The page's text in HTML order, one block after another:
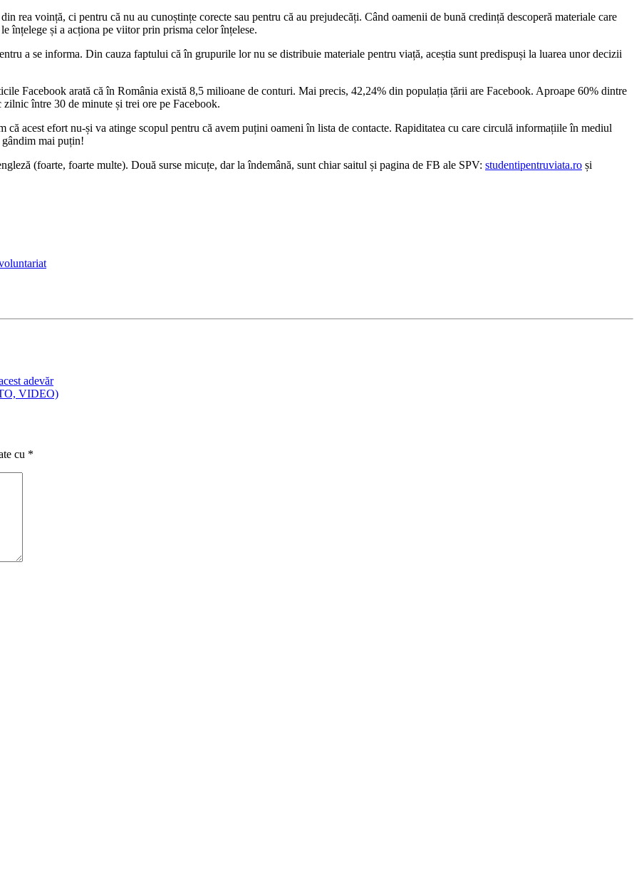
rea voință, ci pentru că nu au cunoștințe corecte sau pentru că au prejudecăți. Când oamenii de bună credință descoperă materiale care
înțelege și a acționa pe viitor prin prisma celor înțelese.
a se informa. Din cauza faptului că în grupurile lor nu se distribuie materiale pentru viață, aceștia sunt predispuși la luarea unor decizii
Facebook arată că în România există 8,5 milioane de conturi. Mai precis, 42,24% din populația țării are Facebook. Aproape 60% dintre
între 30 de minute și trei ore pe Facebook.
acest efort nu-și va atinge scopul pentru că avem puțini oameni în lista de contacte. Rapiditatea cu care circulă informațiile în mediul
mai puțin!
(foarte, foarte multe). Două surse micuțe, dar la îndemână, sunt chiar saitul și pagina de FB ale SPV: studentipentruviata.ro și
adevăr
VIDEO)
cu *